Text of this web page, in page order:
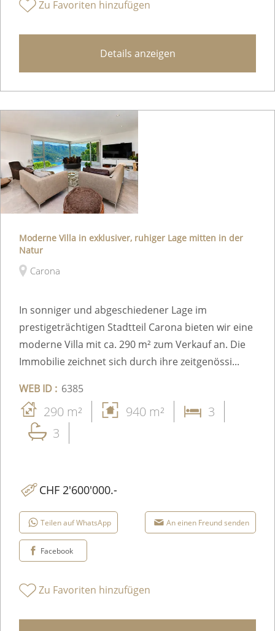
Zu Favoriten hinzufügen
Details anzeigen
Moderne Villa in exklusiver, ruhiger Lage mitten in der
Natur
Carona
In sonniger und abgeschiedener Lage im
prestigeträchtigen Stadtteil Carona bieten wir eine
moderne Villa mit ca. 290 m² zum Verkauf an. Die
Immobilie zeichnet sich durch ihre zeitgenössi...
WEB ID : 6385
290 m² 940 m²
3
3
CHF 2'600'000.-
Teilen auf WhatsApp An einen Freund senden
Facebook
Zu Favoriten hinzufügen